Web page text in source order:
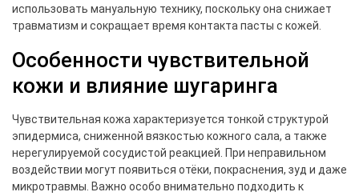
использовать мануальную технику, поскольку она снижает
травматизм и сокращает время контакта пасты с кожей.
Особенности чувствительной
кожи и влияние шугаринга
Чувствительная кожа характеризуется тонкой структурой
эпидермиса, сниженной вязкостью кожного сала, а также
нерегулируемой сосудистой реакцией. При неправильном
воздействии могут появиться отёки, покраснения, зуд и даже
микротравмы. Важно особо внимательно подходить к